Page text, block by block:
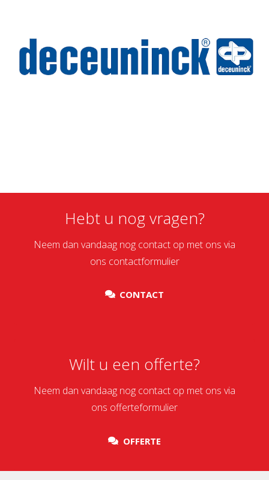
Wilms
Hebt u nog vragen?
Neem dan vandaag nog contact op met ons via
ons contactformulier
CONTACT
Wilt u een offerte?
Neem dan vandaag nog contact op met ons via
ons offerteformulier
OFFERTE